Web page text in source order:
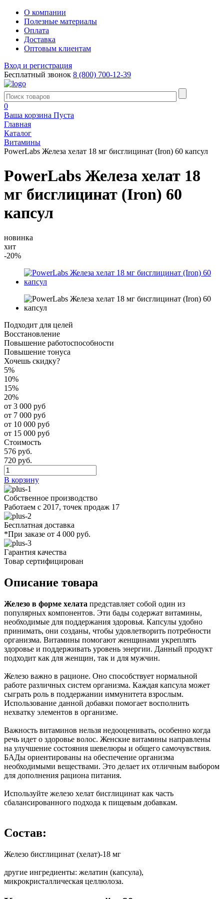
О компании
Полезные материалы
Оплата
Доставка
Оптовым клиентам
Вход и регистрация
Бесплатный звонок 8 (800) 700-12-39
0
Ваша корзина Пуста
Главная
Каталог
Витамины
PowerLabs Железа хелат 18 мг бисглицинат (Iron) 60 капсул
PowerLabs Железа хелат 18
мг бисглицинат (Iron) 60
капсул
новинка
хит
-20%
Подходит для целей
Восстановление
Повышение работоспособности
Повышение тонуса
Хочешь скидку?
5%
10%
15%
20%
от 3 000 руб
от 7 000 руб
от 10 000 руб
от 15 000 руб
Стоимость
576 руб.
720 руб.
В корзину
Собственное производство
Работаем с 2017, точек продаж 17
Бесплатная доставка
*При заказе от 4 000 руб.
Гарантия качества
Товар сертифицирован
Описание товара
Железо в форме хелата представляет собой один из
популярных компонентов. Эти бады содержат витамины,
необходимые для поддержания здоровья. Капсулы удобно
принимать, они созданы, чтобы удовлетворить потребности
организма. Витамины помогают женщинами укреплять
здоровье и поддерживать уровень энергии. Данный продукт
подходит как для женщин, так и для мужчин.
Железо важно в рационе. Оно способствует нормальной
работе различных систем организма. Каждая капсула может
сыграть роль в поддержании иммунитета взрослым.
Использование данной добавки помогает восполнить
нехватку элементов в организме.
Важность витаминов нельзя недооценивать, особенно когда
речь идет о здоровье волос. Женские витамины направлены
на улучшение состояния шевелюры и общего самочувствия.
БАДы ориентированы на обеспечение организма
необходимыми веществами. Это делает их отличным выбором
для дополнения рациона питания.
Используйте железо хелат бисглицинат как часть
сбалансированного подхода к пищевым добавкам.
Состав:
Железо бисглицинат (хелат)-18 мг
другие ингредиенты: желатин (капсула),
микрокристаллическая целлюлоза.